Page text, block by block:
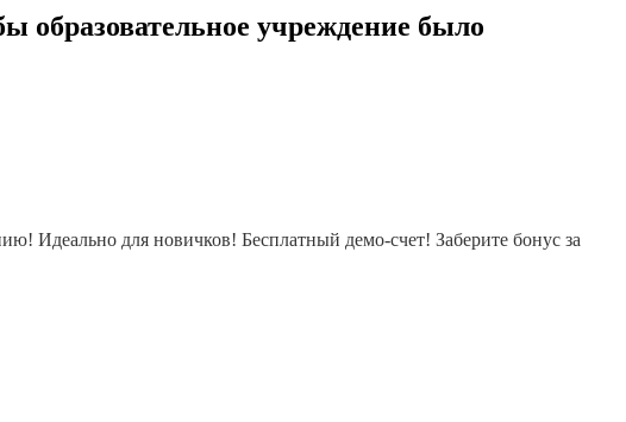
учреждение было
Идеально для новичков! Бесплатный демо-счет! Заберите бонус за